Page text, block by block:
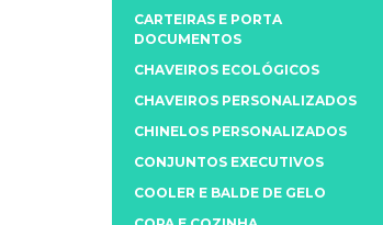
CARTEIRAS E PORTA
DOCUMENTOS
CHAVEIROS ECOLÓGICOS
CHAVEIROS PERSONALIZADOS
CHINELOS PERSONALIZADOS
CONJUNTOS EXECUTIVOS
COOLER E BALDE DE GELO